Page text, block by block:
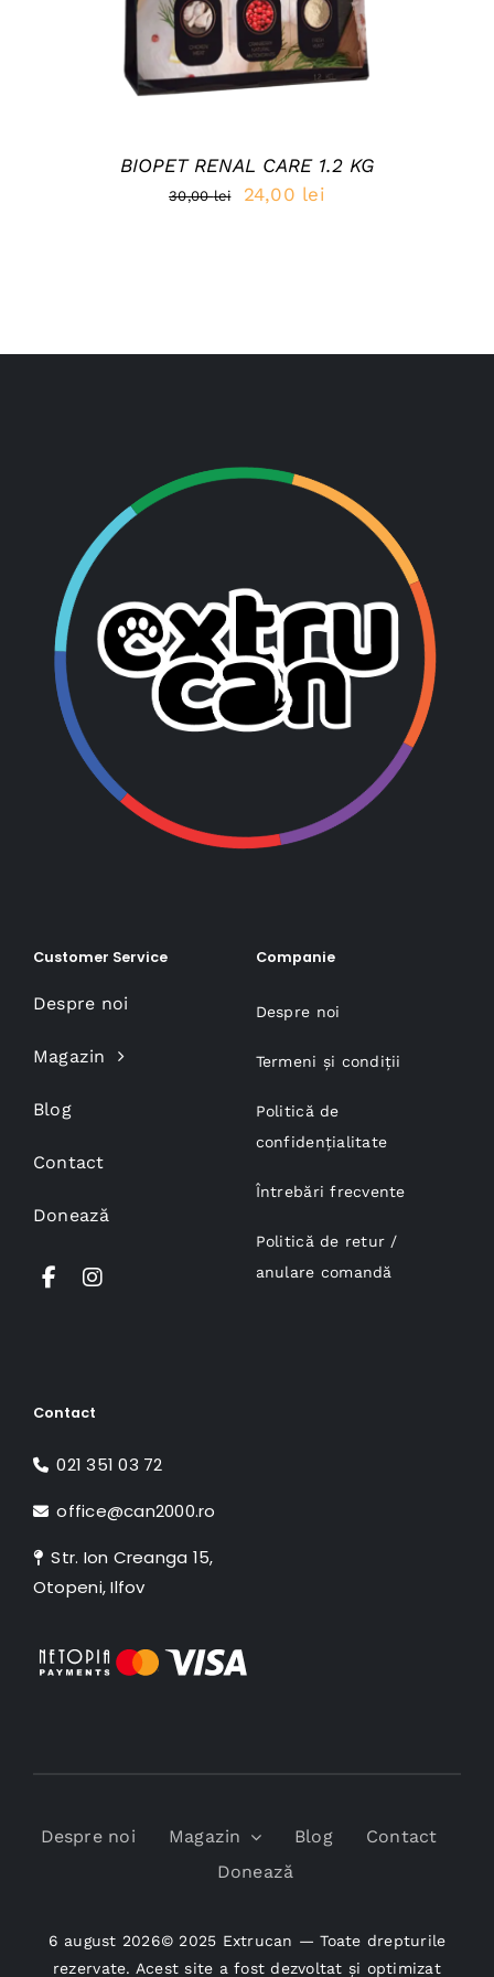
BIOPET RENAL CARE 1.2 KG
30,00lei
Prețul
24,00 leiPrețul
Customer Service
Despre noi
Magazin
Blog
Contact
Donează
Companie
Despre noi
Termeni și condiții
Politică de
confidențialitate
Întrebări frecvente
Politică de retur /
anulare comandă
Contact
021 351 03 72
office@can2000.ro
Str. Ion Creanga 15,
Otopeni, Ilfov
Despre noi Magazin Blog
Contact
Donează
6 august 2026© 2025 Extrucan — Toate drepturile
rezervate. Acest site a fost dezvoltat și optimizat